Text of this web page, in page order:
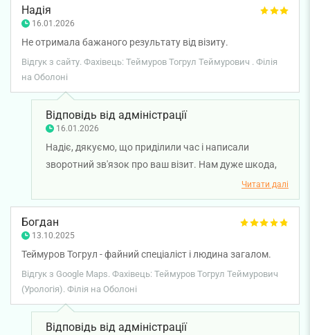
Надія
16.01.2026
Не отримала бажаного результату від візиту.
Відгук з сайту. Фахівець: Теймуров Тогрул Теймурович . Філія
на Оболоні
Відповідь від адміністрації
16.01.2026
Надіє, дякуємо, що приділили час і написали
зворотний зв'язок про ваш візит. Нам дуже шкода,
що у вас склалися такі враження про лікаря. Ми
передали ваші слова менеджеру з якості для
детального опрацювання ситуації. Бажаємо вам
міцного здоров'я.
Читати далі
Богдан
13.10.2025
Теймуров Тогрул - файний спеціаліст і людина загалом.
Відгук з Google Maps. Фахівець: Теймуров Тогрул Теймурович
(Урологія). Філія на Оболоні
Відповідь від адміністрації